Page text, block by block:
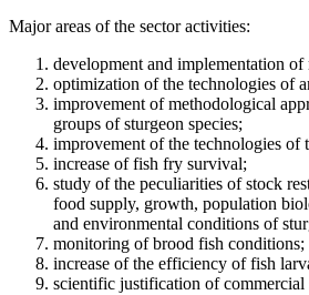
Major areas of the sector activities:
development and implementation
optimization of the technologies of
improvement of methodological
groups of sturgeon species;
improvement of the technologies of
increase of fish fry survival;
study of the peculiarities of stock
food supply, growth, population
and environmental conditions of
monitoring of brood fish conditions;
increase of the efficiency of fish
scientific justification of commercial